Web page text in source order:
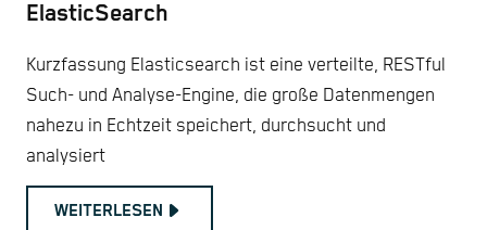
ElasticSearch
Kurzfassung Elasticsearch ist eine verteilte, RESTful
Such- und Analyse-Engine, die große Datenmengen
nahezu in Echtzeit speichert, durchsucht und
analysiert
WEITERLESEN